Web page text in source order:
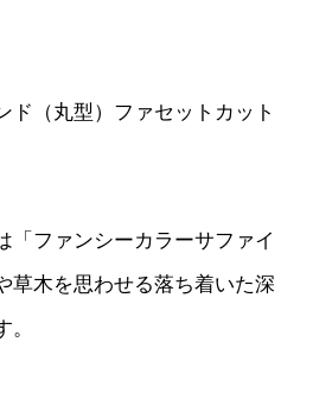
ド（丸型）ファセットカット
「ファンシーカラーサファイ
草木を思わせる落ち着いた深